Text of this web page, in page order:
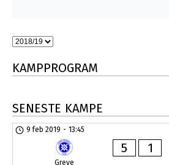
KAMPPROGRAM
SENESTE KAMPE
9 feb 2019 - 13:45
Greve
5 1